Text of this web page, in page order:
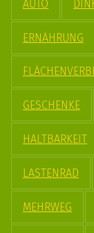
AUTO
ERNÄHRUNG
GESCHENKE
HALTBARKEIT
LASTENRAD
MEHRWEG